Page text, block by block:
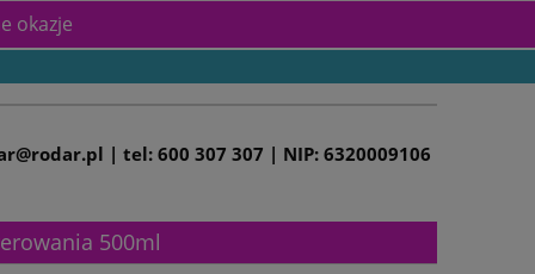
okazje
| tel: 600 307 307 | NIP: 6320009106
500ml